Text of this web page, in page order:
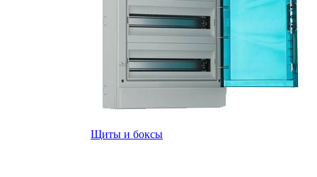
Щиты и боксы